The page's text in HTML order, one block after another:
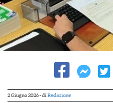
2 Giugno 2026- di Redazione